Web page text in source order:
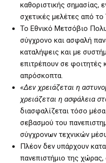
καθοριστικής σημασίας,
σχετικές μελέτες από
Το Εθνικό Μετσόβιο
σύγχρονο και ασφαλή
καταλήψεις και με
επιτρέπουν σε φοιτητές
απρόσκοπτα.
«Δεν χρειάζεται η
χρειάζεται η ασφάλεια
διασφαλίζεται τόσο
σεβασμού του
σύγχρονων τεχνικών
Πλέον δεν υπάρχουν
πανεπιστήμιο της